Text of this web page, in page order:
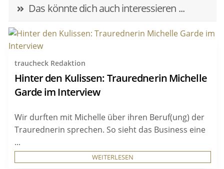
Das könnte dich auch interessieren ...
traucheck Redaktion
Hinter den Kulissen: Traurednerin Michelle
Garde im Interview
Wir durften mit Michelle über ihren Beruf(ung) der
Traurednerin sprechen. So sieht das Business eine
...
WEITERLESEN